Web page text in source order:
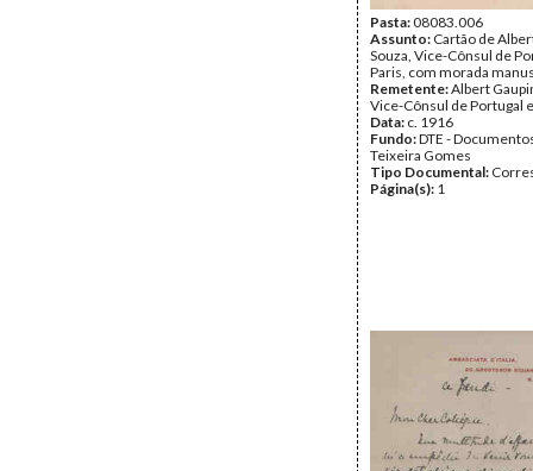
Pasta:08083.006
Assunto: Cartão de
Souza, Vice-Cônsul de
Paris, com morada
Remetente:Albert
Vice-Cônsul de Portugal
Data: c. 1916
Fundo:DTE -
Teixeira Gomes
Tipo Documental:
Página(s): 1